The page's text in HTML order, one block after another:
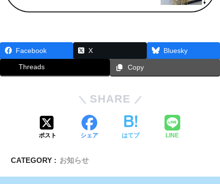
Facebook X Bluesky
Threads Copy
SHARE
ポスト シェア はてブ LINE
CATEGORY : お知らせ